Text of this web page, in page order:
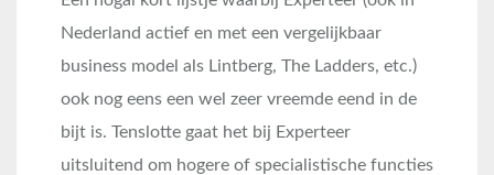
Nederland actief en met een vergelijkbaar
business model als Lintberg, The Ladders, etc.)
ook nog eens een wel zeer vreemde eend in de
bijt is. Tenslotte gaat het bij Experteer
uitsluitend om hogere of specialistische functies